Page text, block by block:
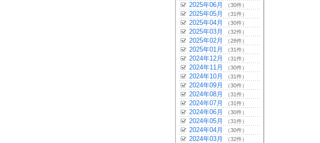
2025年06月 （30件）
2025年05月 （31件）
2025年04月 （30件）
2025年03月 （32件）
2025年02月 （28件）
2025年01月 （31件）
2024年12月 （31件）
2024年11月 （30件）
2024年10月 （31件）
2024年09月 （30件）
2024年08月 （31件）
2024年07月 （31件）
2024年06月 （30件）
2024年05月 （31件）
2024年04月 （30件）
2024年03月 （32件）